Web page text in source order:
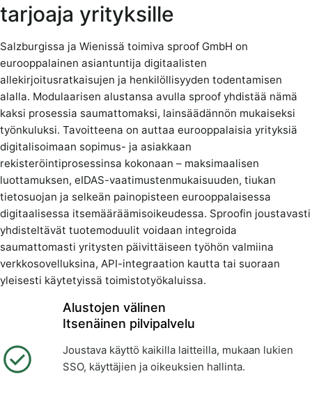
tarjoaja yrityksille
Salzburgissa ja Wienissä toimiva sproof GmbH on
eurooppalainen asiantuntija digitaalisten
allekirjoitusratkaisujen ja henkilöllisyyden todentamisen
alalla. Modulaarisen alustansa avulla sproof yhdistää nämä
kaksi prosessia saumattomaksi, lainsäädännön mukaiseksi
työnkuluksi. Tavoitteena on auttaa eurooppalaisia yrityksiä
digitalisoimaan sopimus- ja asiakkaan
rekisteröintiprosessinsa kokonaan – maksimaalisen
luottamuksen, eIDAS-vaatimustenmukaisuuden, tiukan
tietosuojan ja selkeän painopisteen eurooppalaisessa
digitaalisessa itsemääräämisoikeudessa. Sproofin joustavasti
yhdisteltävät tuotemoduulit voidaan integroida
saumattomasti yritysten päivittäiseen työhön valmiina
verkkosovelluksina, API-integraation kautta tai suoraan
yleisesti käytetyissä toimistotyökaluissa.
Alustojen välinen
Itsenäinen pilvipalvelu
Joustava käyttö kaikilla laitteilla, mukaan lukien
SSO, käyttäjien ja oikeuksien hallinta.